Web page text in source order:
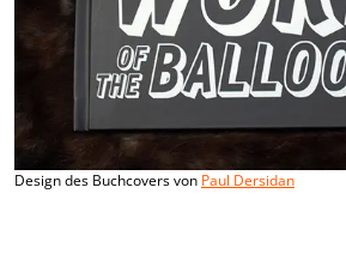
Design des Buchcovers von Paul Dersidan